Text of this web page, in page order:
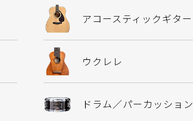
アコースティックギター
ウクレレ
ドラム／パーカッション